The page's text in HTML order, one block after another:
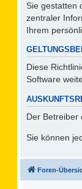
Sie gestatten
zentraler
Ihrem
Diese
Software
Der Betreiber
Sie können
Foren-